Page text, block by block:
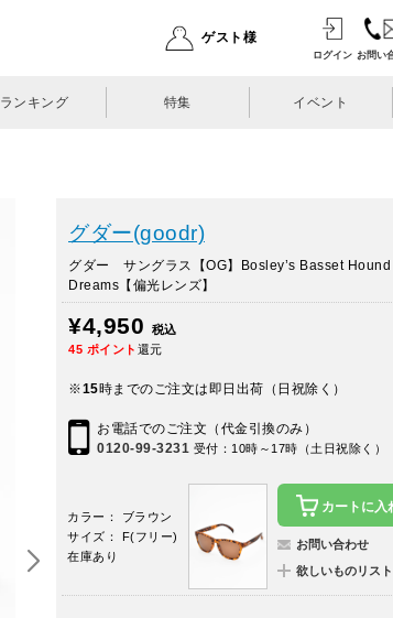
ゲスト様
ログイン お問い
ランキング 特集 イベント
グダー(goodr)
グダー サングラス【OG】Bosley’s Basset Hound
Dreams【偏光レンズ】
¥4,950
税込
45 ポイント 還元
※15時までのご注文は即日出荷（日祝除く）
お電話でのご注文（代金引換のみ）
0120-99-3231 受付：10時～17時（土日祝除く）
カラー： ブラウン
サイズ： F(フリー)
在庫あり
カートに入
お問い合わせ
欲しいものリスト